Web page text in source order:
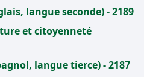
langue seconde) - 2189
et citoyenneté
langue tierce) - 2187